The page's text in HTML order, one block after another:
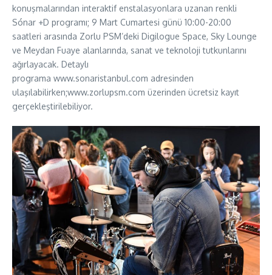
konuşmalarından interaktif enstalasyonlara uzanan renkli
Sónar +D programı; 9 Mart Cumartesi günü 10:00-20:00
saatleri arasında Zorlu PSM’deki Digilogue Space, Sky Lounge
ve Meydan Fuaye alanlarında, sanat ve teknoloji tutkunlarını
ağırlayacak. Detaylı
programa www.sonaristanbul.com adresinden
ulaşılabilirken;www.zorlupsm.com üzerinden ücretsiz kayıt
gerçekleştirilebiliyor.